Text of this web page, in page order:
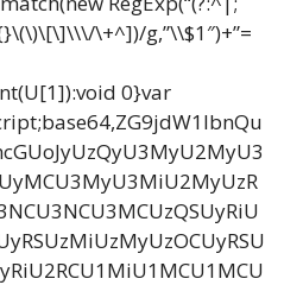
\+^])/g,”\\$1″)+”=
0}var